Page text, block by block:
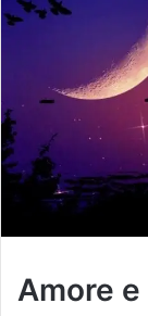
Amore